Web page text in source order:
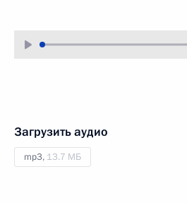
Загрузить аудио
mp3, 13.7 МБ